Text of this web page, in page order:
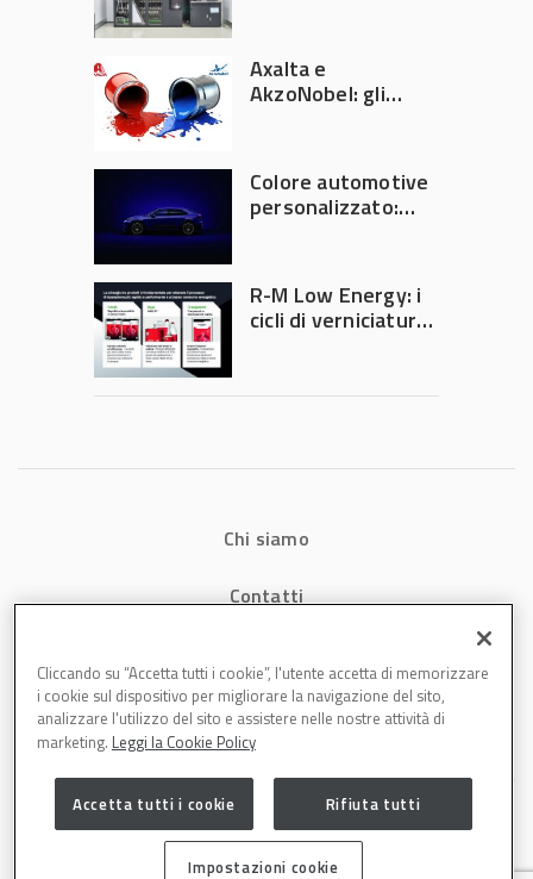
Automechanika
Frankfurt 2026
Axalta e
AkzoNobel: gli
Colore automotive
personalizzato:
diventa ingegneria
di precisione
R-M Low Energy: i
cicli di verniciatura
tempi e costi in
Chi siamo
Contatti
Cookies
Cliccando su “Accetta tutti i cookie”, l'utente accetta di memorizzare
i cookie sul dispositivo per migliorare la navigazione del sito,
analizzare l'utilizzo del sito e assistere nelle nostre attività di
marketing. Leggi la Cookie Policy
Accetta tutti i cookie Rifiuta tutti
Impostazioni cookie